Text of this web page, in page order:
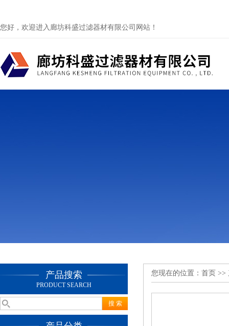
您好，欢迎进入廊坊科盛过滤器材有限公司网站！
产品搜索
PRODUCT SEARCH
您现在的位置： 首页 >>